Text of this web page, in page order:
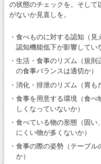
の状態のチェックを。そして
がないか見直しを。
・食べものに対する認知（
認知機能低下が影響してい
・生活・食事のリズム（規
の食事バランスは適切か）
・消化・排泄のリズム（胃も
・食事を用意する環境（食
しくなっていないか）
・食べている物の形態（固
にくい物が多くないか）
・食事の際の姿勢（テーブ
か）